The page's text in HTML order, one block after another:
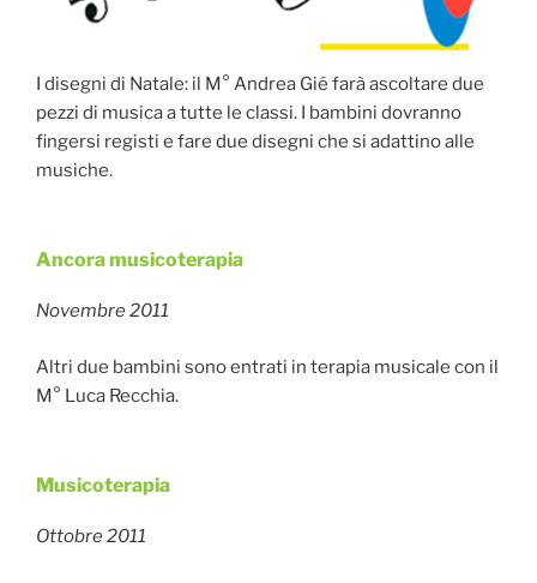
I disegni di Natale: il M° Andrea Gié farà ascoltare due
pezzi di musica a tutte le classi. I bambini dovranno
fingersi registi e fare due disegni che si adattino alle
musiche.
Pubblicato
Ancora musicoterapia
Novembre 2011
Altri due bambini sono entrati in terapia musicale con il
M° Luca Recchia.
Pubblicato
Musicoterapia
Ottobre 2011